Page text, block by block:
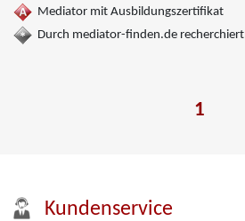
Mediator mit Ausbildungszertifikat
Durch mediator-finden.de recherchiert
1
Kundenservice